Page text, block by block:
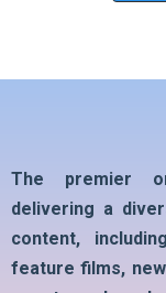
The premier
delivering a
content,
feature films,